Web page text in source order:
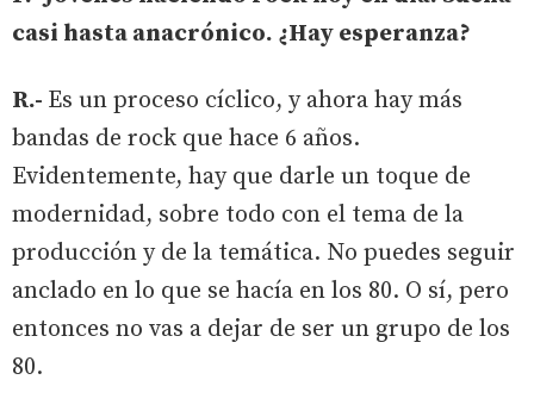
casi hasta anacrónico. ¿Hay esperanza?
R.- Es un proceso cíclico, y ahora hay más
bandas de rock que hace 6 años.
Evidentemente, hay que darle un toque de
modernidad, sobre todo con el tema de la
producción y de la temática. No puedes seguir
anclado en lo que se hacía en los 80. O sí, pero
entonces no vas a dejar de ser un grupo de los
80.